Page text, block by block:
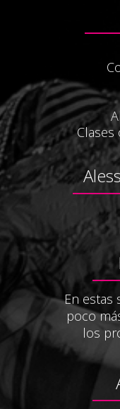
En estas
poco
los